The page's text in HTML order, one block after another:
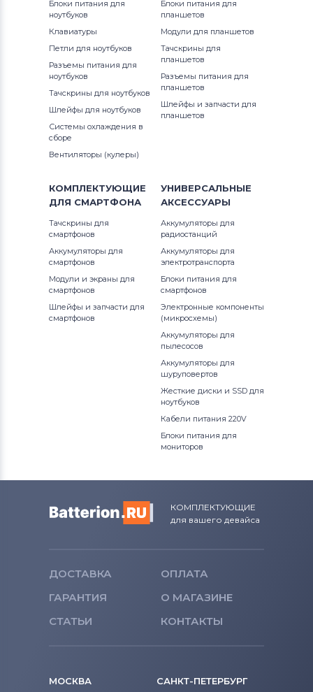
Аккумуляторы для смартфонов
DOOGEE
Аккумуляторы для смартфонов
BlackBerry
Аккумуляторы для смартфонов
Аккумуляторы для смартфонов
Аккумуляторы для смартфонов
Аккумуляторы для смартфонов
Nokia
Аккумуляторы для смартфонов
Все бренды
Аккумуляторы для смартфонов
Аккумуляторы для смартфоновLG
Аккумуляторы для смартфонов
Poco
Аккумуляторы для смартфонов
Explay
Аккумуляторы для смартфонов
Sony
Аккумуляторы для смартфонов
Блоки питания для
ноутбуков
Клавиатуры
Петли для ноутбуков
Разъемы питания для
ноутбуков
Тачскрины для ноутбуков
Шлейфы для ноутбуков
Системы охлаждения в
сборе
Вентиляторы (кулеры)
Блоки питания для
планшетов
Модули для планшетов
Тачскрины для
планшетов
Разъемы питания для
планшетов
Шлейфы и запчасти для
планшетов
КОМПЛЕКТУЮЩИЕ
ДЛЯ СМАРТФОНА
Тачскрины для
смартфонов
Аккумуляторы для
смартфонов
Модули и экраны для
смартфонов
Шлейфы и запчасти для
смартфонов
УНИВЕРСАЛЬНЫЕ
АКСЕССУАРЫ
Аккумуляторы для
радиостанций
Аккумуляторы для
электротранспорта
Блоки питания для
смартфонов
Электронные компоненты
(микросхемы)
Аккумуляторы для
пылесосов
Аккумуляторы для
шуруповертов
Жесткие диски и SSD для
ноутбуков
Кабели питания 220V
Блоки питания для
мониторов
КОМПЛЕКТУЮЩИЕ
для вашего девайса
ДОСТАВКА
ОПЛАТА
ГАРАНТИЯ
О МАГАЗИНЕ
СТАТЬИ
КОНТАКТЫ
МОСКВА САНКТ-ПЕТЕРБУРГ